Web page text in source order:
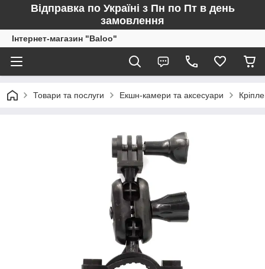
Відправка по Україні з Пн по Пт в день
замовлення
Інтернет-магазин "Baloo"
Товари та послуги Екшн-камери та аксесуари